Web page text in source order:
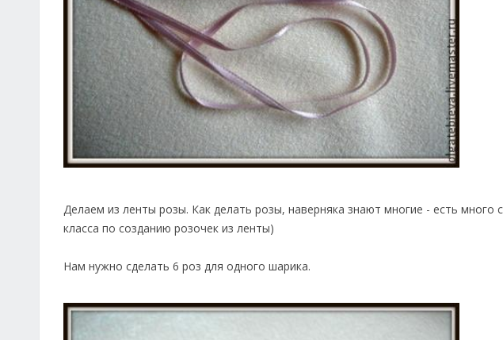
Делаем из ленты розы. Как делать розы, наверняка знают многие - есть
класса по созданию розочек из ленты)
Нам нужно сделать 6 роз для одного шарика.